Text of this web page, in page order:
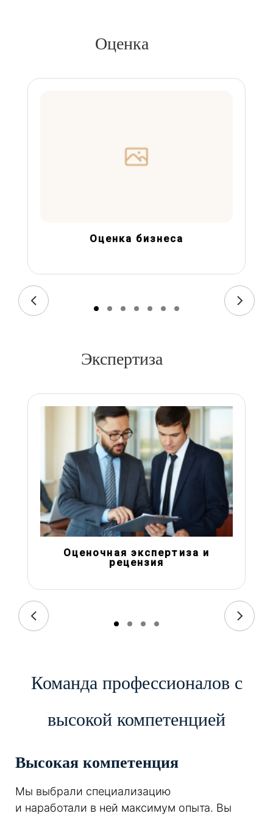
Оценка
Оценка бизнеса
Экспертиза
Оценочная экспертиза и
рецензия
Команда профессионалов с
высокой компетенцией
Высокая компетенция
Мы выбрали специализацию
и наработали в ней максимум опыта. Вы